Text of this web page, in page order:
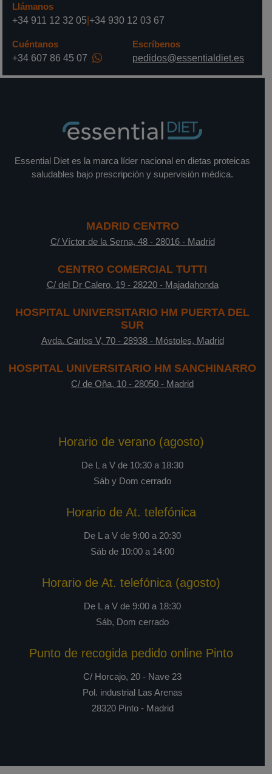
Llámanos
+34 911 12 32 05 +34 930 12 03 67
Cuéntanos
+34 607 86 45 07
Escríbenos
pedidos@essentialdiet.es
Essential Diet es la marca líder nacional en dietas proteicas
saludables bajo prescripción y supervisión médica.
MADRID CENTRO
C/ Víctor de la Serna, 48- 28016- Madrid
CENTRO COMERCIAL TUTTI
C/ del Dr Calero, 19- 28220- Majadahonda
HOSPITAL UNIVERSITARIO HM PUERTA DEL
SUR
Avda. Carlos V, 70- 28938- Móstoles, Madrid
HOSPITAL UNIVERSITARIO HM SANCHINARRO
C/ de Oña, 10 - 28050 - Madrid
Horario de verano (agosto)
De L a V de 10:30 a 18:30
Sáb y Dom cerrado
Horario de At. telefónica
De L a V de 9:00 a 20:30
Sáb de 10:00 a 14:00
Horario de At. telefónica (agosto)
De L a V de 9:00 a 18:30
Sáb, Dom cerrado
Punto de recogida pedido online Pinto
C/ Horcajo, 20 - Nave 23
Pol. industrial Las Arenas
28320 Pinto - Madrid